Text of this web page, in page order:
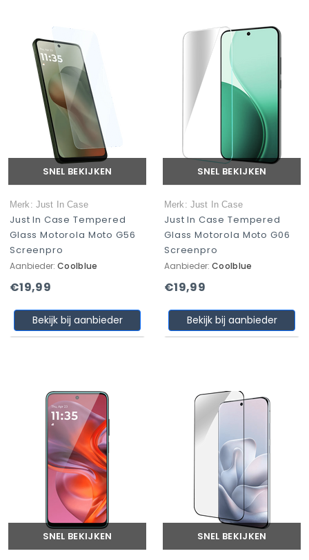
SNEL BEKIJKEN
Merk: Just In Case
Just In Case Tempered
Glass Motorola Moto G56
Screenpro
Aanbieder: Coolblue
€19,99
Bekijk bij aanbieder
SNEL BEKIJKEN
Merk: Just In Case
Just In Case Tempered
Glass Motorola Moto G06
Screenpro
Aanbieder: Coolblue
€19,99
Bekijk bij aanbieder
SNEL BEKIJKEN SNEL BEKIJKEN